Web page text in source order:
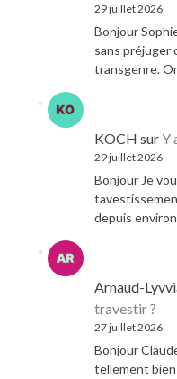
29 juillet 2026
Bonjour
sans préjuger
transgenre.
KOCH surY
29 juillet 2026
Bonjour Je
depuis
Arnaud-
travestir ?
27 juillet 2026
Bonjour
tellement